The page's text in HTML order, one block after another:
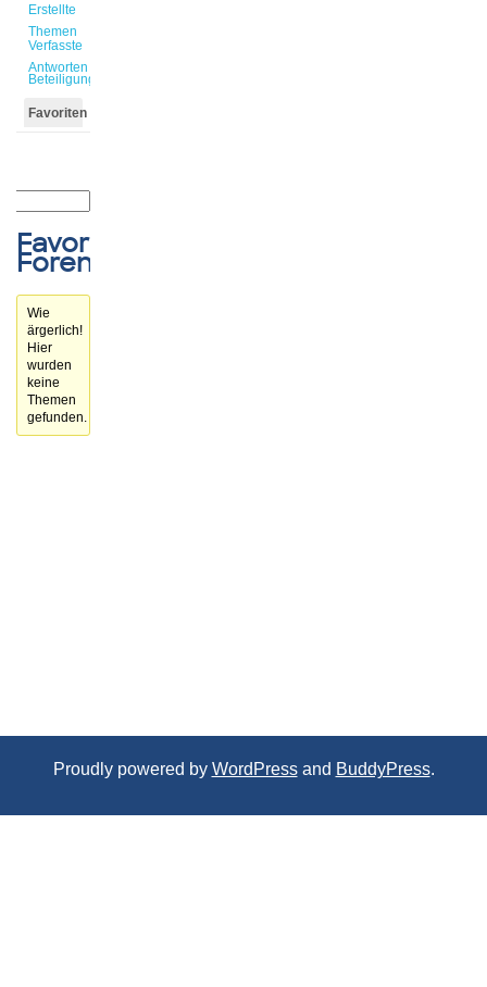
Erstellte
Themen
Verfasste
Antworten
Beteiligungen
Favoriten
Favorisierte
Forenthemen
Wie
ärgerlich!
Hier
wurden
keine
Themen
gefunden.
Proudly powered by WordPressand BuddyPress.